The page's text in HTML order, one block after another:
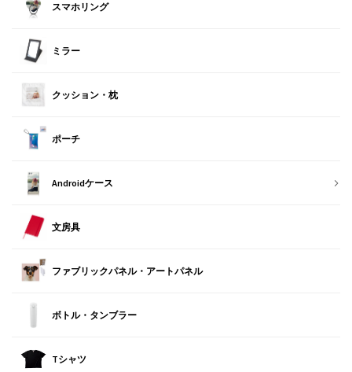
スマホリング
ミラー
クッション・枕
ポーチ
Androidケース
文房具
ファブリックパネル・アートパネル
ボトル・タンブラー
Tシャツ